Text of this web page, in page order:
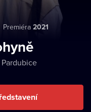
Premiéra 2021